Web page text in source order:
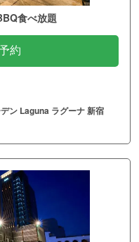
食べ放題
約
ン Laguna ラグーナ 新宿